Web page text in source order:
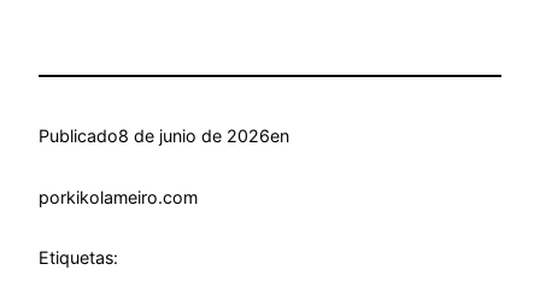
Publicado8 de junio de 2026en
porkikolameiro.com
Etiquetas: